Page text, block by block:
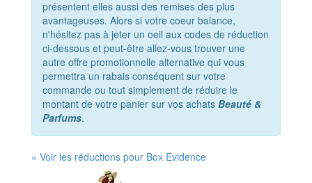
présentent elles aussi des remises des plus
avantageuses. Alors si votre coeur balance,
n'hésitez pas à jeter un oeil aux codes de réduction
ci-dessous et peut-être allez-vous trouver une
autre offre promotionnelle alternative qui vous
permettra un rabais conséquent sur votre
commande ou tout simplement de réduire le
montant de votre panier sur vos achats Beauté &
Parfums.
» Voir les réductions pour Box Evidence